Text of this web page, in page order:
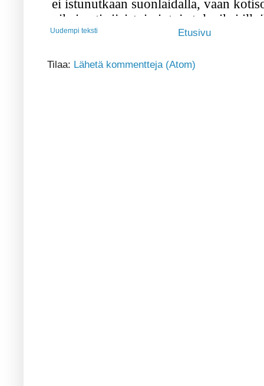
Uudempi teksti Etusivu
Tilaa: Lähetä kommentteja (Atom)